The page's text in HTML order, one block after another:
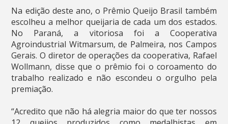
Na edição deste ano, o Prêmio Queijo Brasil também
escolheu a melhor queijaria de cada um dos estados.
No Paraná, a vitoriosa foi a Cooperativa
Agroindustrial Witmarsum, de Palmeira, nos Campos
Gerais. O diretor de operações da cooperativa, Rafael
Wollmann, disse que o prêmio foi o coroamento do
trabalho realizado e não escondeu o orgulho pela
premiação.
“Acredito que não há alegria maior do que ter nossos